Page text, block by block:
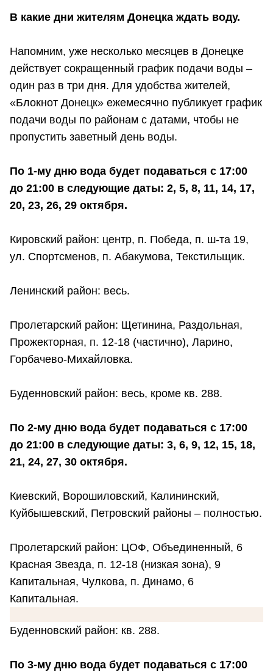
В какие дни жителям Донецка ждать воду.
Напомним, уже несколько месяцев в Донецке
действует сокращенный график подачи воды –
один раз в три дня. Для удобства жителей,
«Блокнот Донецк» ежемесячно публикует график
подачи воды по районам с датами, чтобы не
пропустить заветный день воды.
По 1-му дню вода будет подаваться с 17:00
до 21:00 в следующие даты: 2, 5, 8, 11, 14, 17,
20, 23, 26, 29 октября.
Кировский район: центр, п. Победа, п. ш-та 19,
ул. Спортсменов, п. Абакумова, Текстильщик.
Ленинский район: весь.
Пролетарский район: Щетинина, Раздольная,
Прожекторная, п. 12-18 (частично), Ларино,
Горбачево-Михайловка.
Буденновский район: весь, кроме кв. 288.
По 2-му дню вода будет подаваться с 17:00
до 21:00 в следующие даты: 3, 6, 9, 12, 15, 18,
21, 24, 27, 30 октября.
Киевский, Ворошиловский, Калининский,
Куйбышевский, Петровский районы – полностью.
Пролетарский район: ЦОФ, Объединенный, 6
Красная Звезда, п. 12-18 (низкая зона), 9
Капитальная, Чулкова, п. Динамо, 6
Капитальная.
Буденновский район: кв. 288.
По 3-му дню вода будет подаваться с 17:00